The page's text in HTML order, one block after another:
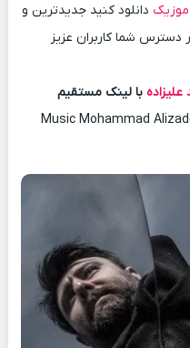
موزیک دانلود کنید جدیدترین و
دسترس شما کاربران عزیز
با لینک مستقیم
Music Mohammad